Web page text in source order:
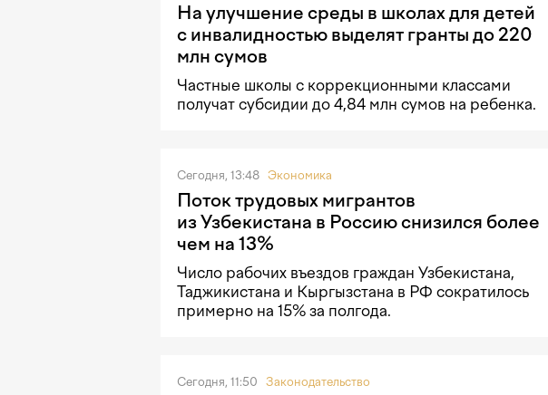
На улучшение среды в школах для детей
с инвалидностью выделят гранты до 220
млн сумов
Частные школы с коррекционными классами
получат субсидии до 4,84 млн сумов на ребенка.
Сегодня, 13:48 Экономика
Поток трудовых мигрантов
из Узбекистана в Россию снизился более
чем на 13%
Число рабочих въездов граждан Узбекистана,
Таджикистана и Кыргызстана в РФ сократилось
примерно на 15% за полгода.
Сегодня, 11:50 Законодательство